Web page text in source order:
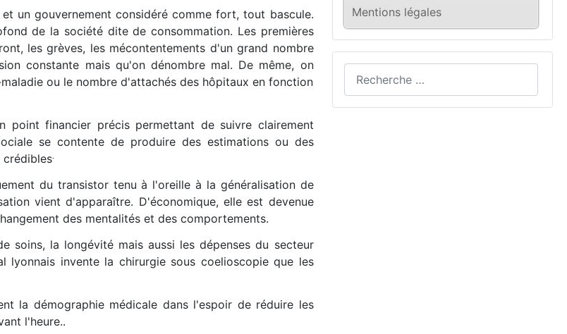
un gouvernement considéré comme fort, tout bascule.
de la société dite de consommation. Les premières
les grèves, les mécontentements d'un grand nombre
constante mais qu'on dénombre mal. De même, on
ou le nombre d'attachés des hôpitaux en fonction
point financier précis permettant de suivre clairement
se contente de produire des estimations ou des
crédibles.
du transistor tenu à l'oreille à la généralisation de
vient d'apparaître. D'économique, elle est devenue
des mentalités et des comportements.
soins, la longévité mais aussi les dépenses du secteur
lyonnais invente la chirurgie sous coelioscopie que les
la démographie médicale dans l'espoir de réduire les
l'heure..
Mentions légales